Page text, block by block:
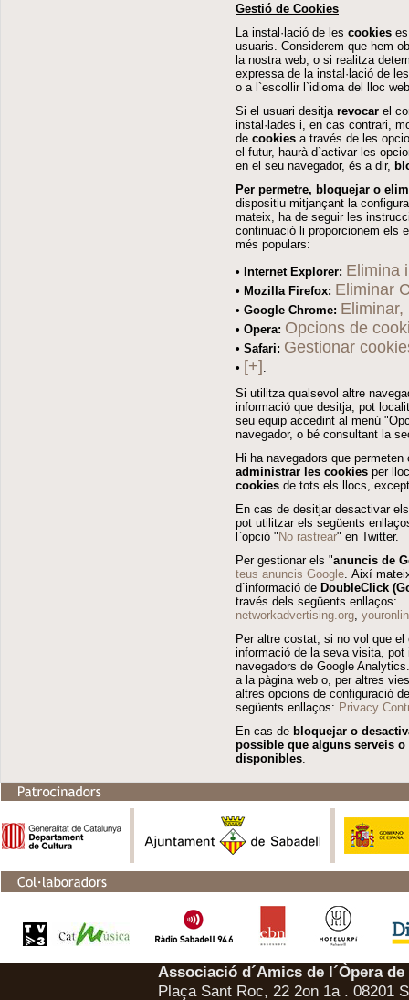
Gestió de Cookies
La instal·lació de les cookies
usuaris. Considerem que hem
la nostra web, o si realitza
expressa de la instal·lació de
o a l`escollir l`idioma del lloc
Si el usuari desitja revocar el
instal·lades i, en cas contrari,
de cookies a través de les
el futur, haurà d`activar les
en el seu navegador, és a dir,
Per permetre, bloquejar o
dispositiu mitjançant la
mateix, ha de seguir les
continuació li proporcionem els
més populars:
• Internet Explorer: Elimina
• Mozilla Firefox: Eliminar
• Google Chrome:
• Opera: Opcions de
• Safari: Gestionar
• [+] .
Si utilitza qualsevol altre
informació que desitja, pot
seu equip accedint al menú
navegador, o bé consultant la
Hi ha navegadors que
administrar les cookies per
cookies de tots els llocs,
En cas de desitjar desactivar
pot utilitzar els següents
l`opció " No rastrear" en Twitter.
Per gestionar els "anuncis de
teus anuncis Google. Així
d`informació de DoubleClick
través dels següents enllaços:
networkadvertising.org,
Per altre costat, si no vol que
informació de la seva visita, pot
navegadors de Google
a la pàgina web o, per altres
altres opcions de configuració
següents enllaços: Privacy
En cas de bloquejar o
possible que alguns serveis
disponibles.
Associació d´Amics de l´Òpera
Plaça Sant Roc, 22 2on 1a . 08201